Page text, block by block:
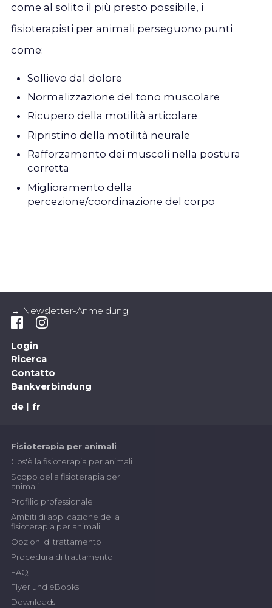
come al solito il più presto possibile, i
fisioterapisti per animali perseguono punti
come:
Sollievo dal dolore
Normalizzazione del tono muscolare
Ricupero della motilità articolare
Ripristino della motilità neurale
Rafforzamento dei muscoli nella postura
corretta
Miglioramento della
percezione/coordinazione del corpo
→ Newsletter-Anmeldung
Login
Ricerca
Contatto
Bankverbindung
de
fr
Fisioterapia per animali
Cos'è la fisioterapia per animali
Scopo della fisioterapia per
animali
Profilio professionale
Ambiti di applicazione della
fisioterapia per animali
Opzioni di trattamento
Procedura di trattamento
FAQ
Flyer und eBooks
Downloads